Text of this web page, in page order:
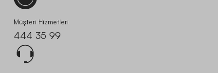
Müşteri Hizmetleri
444 35 99